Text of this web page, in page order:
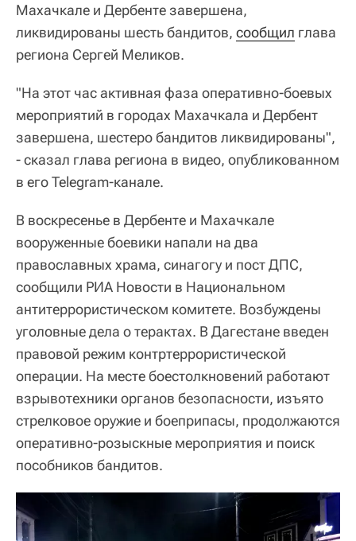
Махачкале и Дербенте завершена,
ликвидированы шесть бандитов, сообщил глава
региона Сергей Меликов.
"На этот час активная фаза оперативно-боевых
мероприятий в городах Махачкала и Дербент
завершена, шестеро бандитов ликвидированы",
- сказал глава региона в видео, опубликованном
в его Telegram-канале.
В воскресенье в Дербенте и Махачкале
вооруженные боевики напали на два
православных храма, синагогу и пост ДПС,
сообщили РИА Новости в Национальном
антитеррористическом комитете. Возбуждены
уголовные дела о терактах. В Дагестане введен
правовой режим контртеррористической
операции. На месте боестолкновений работают
взрывотехники органов безопасности, изъято
стрелковое оружие и боеприпасы, продолжаются
оперативно-розыскные мероприятия и поиск
пособников бандитов.